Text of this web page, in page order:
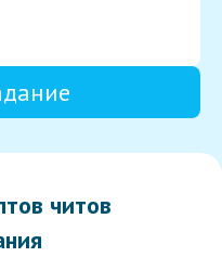
читов